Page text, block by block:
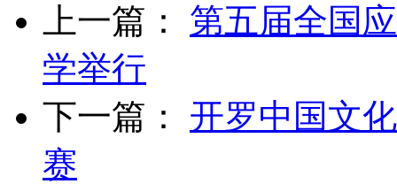
上一篇： 第五届全国
学举行
下一篇： 开罗中国文
赛